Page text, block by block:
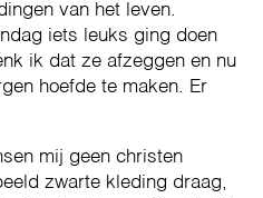
van het leven.
iets leuks ging doen
ik dat ze afzeggen en nu
hoefde te maken. Er
mij geen christen
zwarte kleding draag,